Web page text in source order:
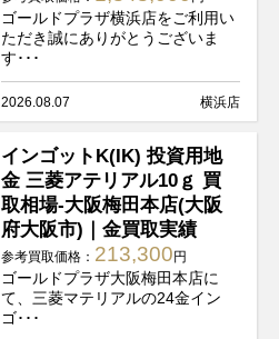
ゴールドプラザ横浜店をご利用い
ただき誠にありがとうございま
す･･･
2026.08.07 横浜店
インゴットK(IK) 投資用地
金 三菱アテリアル10ｇ 買
取相場-大阪梅田本店(大阪
府大阪市)｜金買取実績
参考買取価格： 213,300 円
ゴールドプラザ大阪梅田本店に
て、三菱マテリアルの24金イン
ゴ･･･